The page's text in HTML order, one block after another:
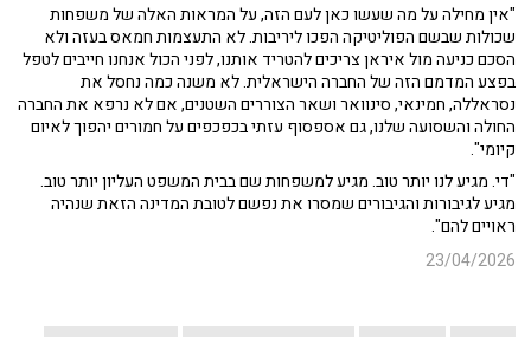
"אין מחילה על מה שעשו כאן לעם הזה, על המראות האלה של משפחות
שכולות שבשם הפוליטיקה הפכו ליריבות. לא התעצמות חמאס בעזה ולא
הסכם כניעה מול איראן צריכים להטריד אותנו, לפני הכול אנחנו חייבים לטפל
בפצע המדמם הזה של החברה הישראלית. לא משנה כמה נחסל את
נסראללה, חמינאי, סינוואר ושאר הצוררים השטנים, אם לא נרפא את החברה
החולה והשסועה שלנו, גם אספסוף עזתי בכפכפים על חמורים יהפוך לאיום
קיומי".
"די. מגיע לנו יותר טוב. מגיע למשפחות שם בבית המשפט העליון יותר טוב.
מגיע לגיבורות והגיבורים שמסרו את נפשם לטובת המדינה הזאת שנהיה
ראויים להם".
23/04/2026